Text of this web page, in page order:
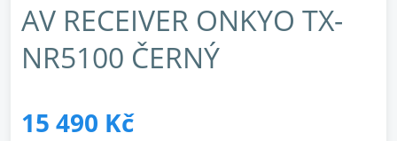
AV RECEIVER ONKYO TX-
NR5100 ČERNÝ
15 490 Kč